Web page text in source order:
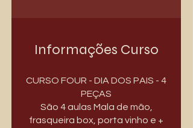
Informações Curso
CURSO FOUR - DIA DOS PAIS - 4
PEÇAS
São 4 aulas Mala de mão,
frasqueira box, porta vinho e +